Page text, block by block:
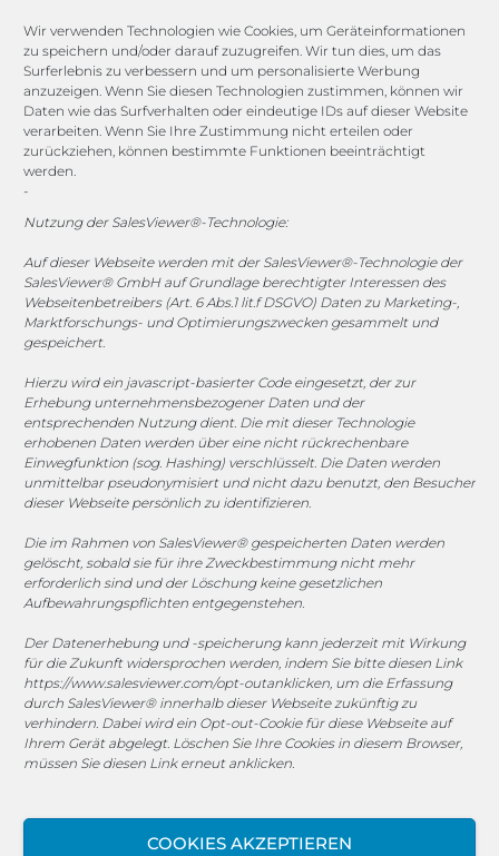
Wir verwenden Technologien wie Cookies, um Geräteinformationen
zu speichern und/oder darauf zuzugreifen. Wir tun dies, um das
Surferlebnis zu verbessern und um personalisierte Werbung
anzuzeigen. Wenn Sie diesen Technologien zustimmen, können wir
Daten wie das Surfverhalten oder eindeutige IDs auf dieser Website
verarbeiten. Wenn Sie Ihre Zustimmung nicht erteilen oder
zurückziehen, können bestimmte Funktionen beeinträchtigt
werden.
-
Nutzung der SalesViewer®-Technologie:
Auf dieser Webseite werden mit der SalesViewer®-Technologie der
SalesViewer® GmbH auf Grundlage berechtigter Interessen des
Webseitenbetreibers (Art. 6 Abs.1 lit.f DSGVO) Daten zu Marketing-,
Marktforschungs- und Optimierungszwecken gesammelt und
gespeichert.
Hierzu wird ein javascript-basierter Code eingesetzt, der zur
Erhebung unternehmensbezogener Daten und der
entsprechenden Nutzung dient. Die mit dieser Technologie
erhobenen Daten werden über eine nicht rückrechenbare
Einwegfunktion (sog. Hashing) verschlüsselt. Die Daten werden
unmittelbar pseudonymisiert und nicht dazu benutzt, den Besucher
dieser Webseite persönlich zu identifizieren.
Die im Rahmen von SalesViewer® gespeicherten Daten werden
gelöscht, sobald sie für ihre Zweckbestimmung nicht mehr
erforderlich sind und der Löschung keine gesetzlichen
Aufbewahrungspflichten entgegenstehen.
Der Datenerhebung und -speicherung kann jederzeit mit Wirkung
für die Zukunft widersprochen werden, indem Sie bitte diesen Link
https://www.salesviewer.com/opt-outanklicken, um die Erfassung
durch SalesViewer® innerhalb dieser Webseite zukünftig zu
verhindern. Dabei wird ein Opt-out-Cookie für diese Webseite auf
Ihrem Gerät abgelegt. Löschen Sie Ihre Cookies in diesem Browser,
müssen Sie diesen Link erneut anklicken.
COOKIES AKZEPTIEREN
Channels
vertrieb@megasoft.de
+49 2173 265 06 0
Mo. - Do. 08:00 - 17:00 Uhr
Fr. 08:00 - 15:00 Uhr
Sponsoring
1. FC Monheim
COOKIE-RICHTLINIE (EU)
© 2025 MEGASOFT® IT GmbH & Co. KG |
MEGASOFT® IT übernimmt keinerlei Gewähr für die
Aktualität, Richtigkeit und Vollständigkeit der
Haftungsansprüche gegen den Autor, welche sich auf
Schäden materieller oder ideeller Art beziehen, die durch
die Nutzung oder Nichtnutzung der dargebotenen
Informationen bzw. durch die Nutzung fehlerhafter und
unvollständiger Informationen verursacht wurden, sind
grundsätzlich ausgeschlossen, sofern seitens des Autors
Verschulden vorliegt. Alle Angebote sind freibleibend und
unverbindlich. MEGASOFT® IT behält es sich ausdrücklich